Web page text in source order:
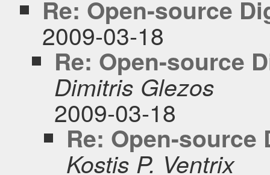
Re: Open-source
2009-03-18
Re: Open-source
Dimitris Glezos
2009-03-18
Re: Open-source
Kostis P. Ventrix